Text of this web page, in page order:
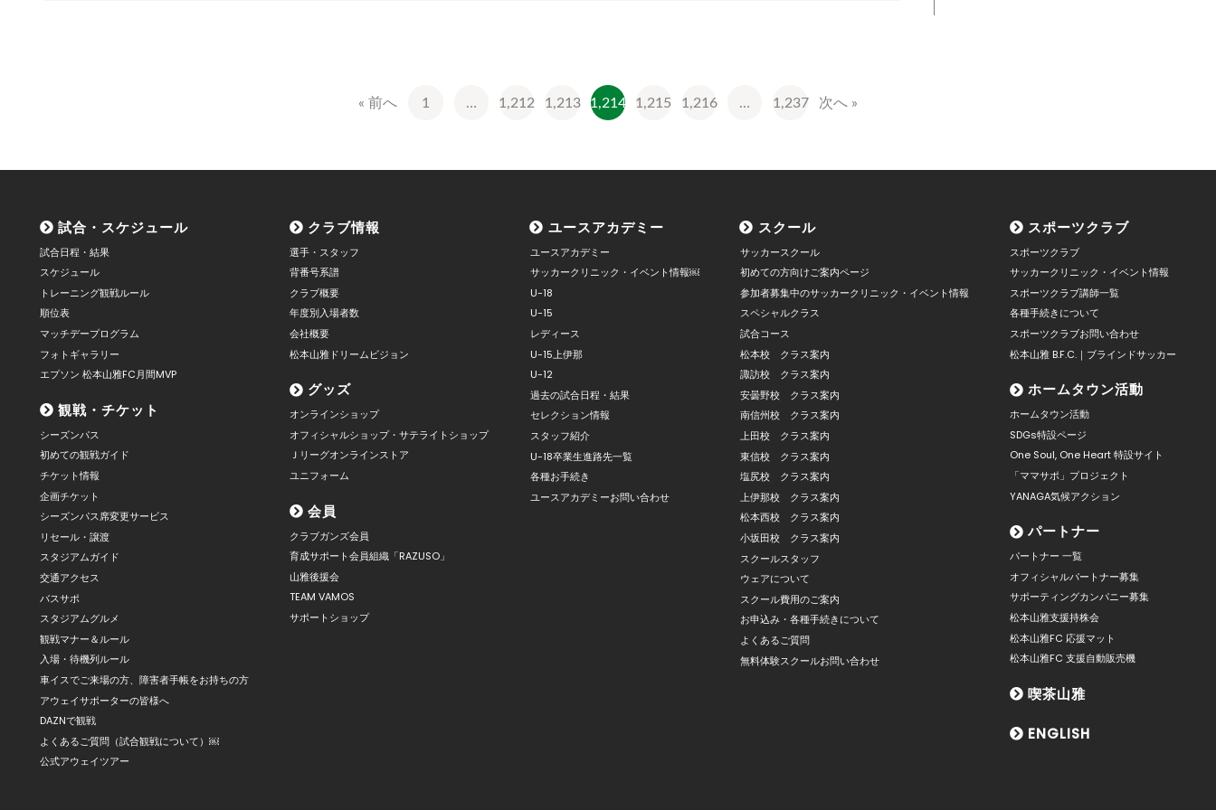
« 前へ 1 … 1,212 1,213 1,214 1,215 1,216 … 1,237 次へ »
試合・スケジュール
試合日程・結果
スケジュール
トレーニング観戦ルール
順位表
マッチデープログラム
フォトギャラリー
エプソン 松本山雅FC月間MVP
観戦・チケット
シーズンパス
初めての観戦ガイド
チケット情報
企画チケット
シーズンパス席変更サービス
リセール・譲渡
スタジアムガイド
交通アクセス
バスサポ
スタジアムグルメ
観戦マナー＆ルール
入場・待機列ルール
車イスでご来場の方、障害者手帳をお持ちの方
アウェイサポーターの皆様へ
DAZNで観戦
よくあるご質問（試合観戦について）￼
公式アウェイツアー
クラブ情報
選手・スタッフ
背番号系譜
クラブ概要
年度別入場者数
会社概要
松本山雅ドリームビジョン
グッズ
オンラインショップ
オフィシャルショップ・サテライトショップ
Ｊリーグオンラインストア
ユニフォーム
会員
クラブガンズ会員
育成サポート会員組織「RAZUSO」
山雅後援会
TEAM VAMOS
サポートショップ
ユースアカデミー
ユースアカデミー
サッカークリニック・イベント情報￼
U-18
U-15
レディース
U-15上伊那
U-12
過去の試合日程・結果
セレクション情報
スタッフ紹介
U-18卒業生進路先一覧
各種お手続き
ユースアカデミーお問い合わせ
スクール
サッカースクール
初めての方向けご案内ページ
参加者募集中のサッカークリニック・イベント情報
スペシャルクラス
試合コース
松本校 クラス案内
諏訪校 クラス案内
安曇野校 クラス案内
南信州校 クラス案内
上田校 クラス案内
東信校 クラス案内
塩尻校 クラス案内
上伊那校 クラス案内
松本西校 クラス案内
小坂田校 クラス案内
スクールスタッフ
ウェアについて
スクール費用のご案内
お申込み・各種手続きについて
よくあるご質問
無料体験スクールお問い合わせ
スポーツクラブ
スポーツクラブ
サッカークリニック・イベント情報
スポーツクラブ講師一覧
各種手続きについて
スポーツクラブお問い合わせ
松本山雅 B.F.C.｜ブラインドサッカー
ホームタウン活動
ホームタウン活動
SDGs特設ページ
One Soul, One Heart 特設サイト
「ママサポ」プロジェクト
YANAGA気候アクション
パートナー
パートナー 一覧
オフィシャルパートナー募集
サポーティングカンパニー募集
松本山雅支援持株会
松本山雅FC 応援マット
松本山雅FC 支援自動販売機
喫茶山雅
ENGLISH